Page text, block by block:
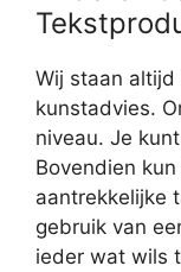
Wij staan altijd
kunstadvies.
niveau. Je
Bovendien
aantrekkelijke
gebruik van
ieder wat wils